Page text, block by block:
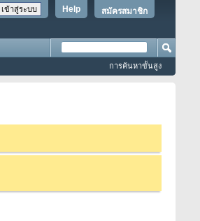
สมัครสมาชิก
Help
การค้นหาขั้นสูง